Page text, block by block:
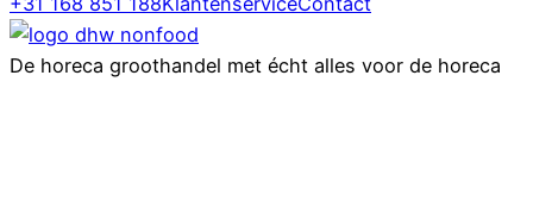
De horeca groothandel met écht alles voor de horeca